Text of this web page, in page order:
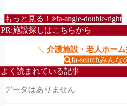
もっと見る！ fa-angle-double-right
PR:施設探しはこちらから
＼ 介護施設・老人ホー
fa-searchみんな
よく読まれている記事
データはありません